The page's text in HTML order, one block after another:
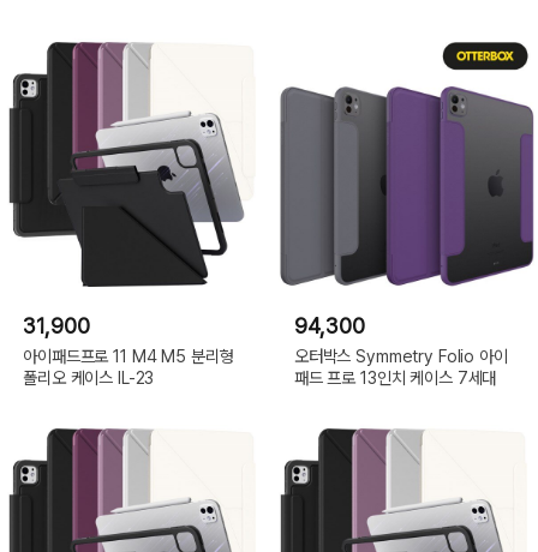
31,900
아이패드프로 11 M4 M5 분리형
폴리오 케이스 IL-23
94,300
오터박스 Symmetry Folio 아이
패드 프로 13인치 케이스 7세대